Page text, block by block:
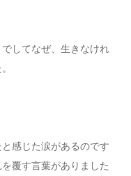
してなぜ、生きなけれ
感じた涙があるのです
覆す言葉がありました